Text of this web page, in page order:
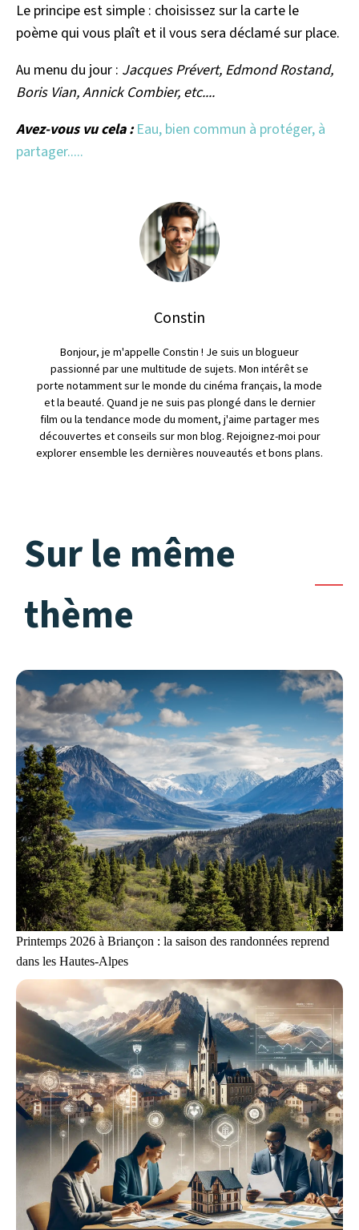
Le principe est simple : choisissez sur la carte le
poème qui vous plaît et il vous sera déclamé sur place.
Au menu du jour : Jacques Prévert, Edmond Rostand,
Boris Vian, Annick Combier, etc....
Avez-vous vu cela :Eau, bien commun à protéger, à
partager.....
Constin
Bonjour, je m'appelle Constin ! Je suis un blogueur
passionné par une multitude de sujets. Mon intérêt se
porte notamment sur le monde du cinéma français, la mode
et la beauté. Quand je ne suis pas plongé dans le dernier
film ou la tendance mode du moment, j'aime partager mes
découvertes et conseils sur mon blog. Rejoignez-moi pour
explorer ensemble les dernières nouveautés et bons plans.
Sur le même
thème
Printemps 2026 à Briançon : la saison des randonnées reprend
dans les Hautes-Alpes